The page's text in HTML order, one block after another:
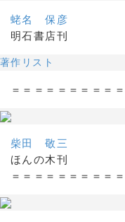
蛯名 保彦
明石書店刊
著作リスト
＝＝＝＝＝＝＝＝＝
柴田 敬三
ほんの木刊
＝＝＝＝＝＝＝＝＝